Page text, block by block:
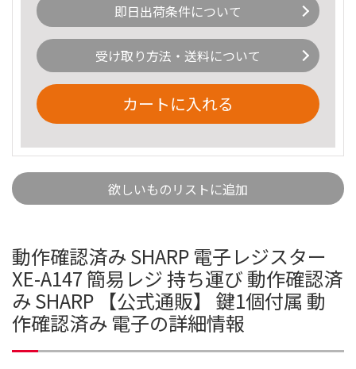
即日出荷条件について
受け取り方法・送料について
カートに入れる
欲しいものリストに追加
動作確認済み SHARP 電子レジスター
XE-A147 簡易レジ 持ち運び 動作確認済
み SHARP 【公式通販】 鍵1個付属 動
作確認済み 電子の詳細情報